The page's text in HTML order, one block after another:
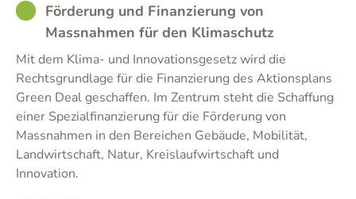
GOODFörderung und Finanzierung von
Massnahmen für den Klimaschutz
Mit dem Klima- und Innovationsgesetz wird die
Rechtsgrundlage für die Finanzierung des Aktionsplans
Green Deal geschaffen. Im Zentrum steht die Schaffung
einer Spezialfinanzierung für die Förderung von
Massnahmen in den Bereichen Gebäude, Mobilität,
Landwirtschaft, Natur, Kreislaufwirtschaft und
Innovation.